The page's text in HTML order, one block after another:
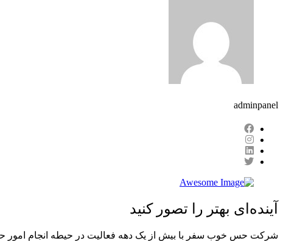
adminpanel
آینده‌ای بهتر را تصور کنید
شرکت حس خوب سفر با بیش از یک دهه فعالیت در حیطه انجام امور حقوق